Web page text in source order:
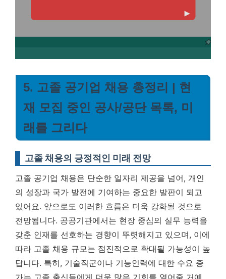
5. 고졸 공기업 채용 총정리 | 현
재 모집 중인 공사/공단 목록, 미
래를 그리다
고졸 채용의 긍정적인 미래 전망
고졸 공기업 채용은 단순한 일자리 제공을 넘어, 개인
의 성장과 국가 발전에 기여하는 중요한 발판이 되고
있어요. 앞으로도 이러한 흐름은 더욱 강화될 것으로
전망됩니다. 공공기관에서는 현장 중심의 실무 능력을
갖춘 인재를 선호하는 경향이 뚜렷해지고 있으며, 이에
따라 고졸 채용 규모는 점진적으로 확대될 가능성이 높
답니다. 특히, 기술직군이나 기능인력에 대한 수요 증
가는 고졸 출신들에게 더욱 많은 기회를 열어줄 거예